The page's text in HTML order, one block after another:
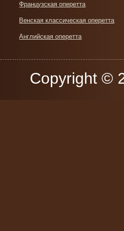
Французская оперетта
Венская классическая оперетта
Английская оперетта
Copyright ©